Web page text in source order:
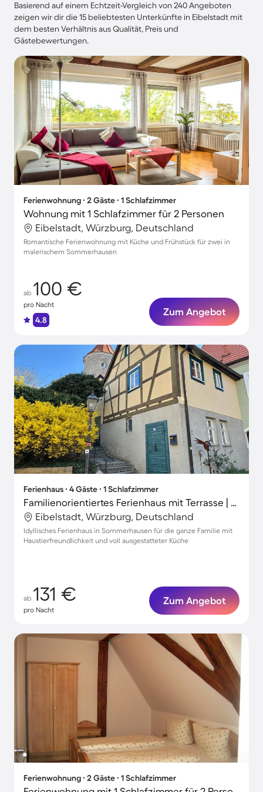
Basierend auf einem Echtzeit-Vergleich von 240 Angeboten
zeigen wir dir die 15 beliebtesten Unterkünfte in Eibelstadt mit
dem besten Verhältnis aus Qualität, Preis und
Gästebewertungen.
Ferienwohnung ∙ 2 Gäste ∙ 1 Schlafzimmer
Wohnung mit 1 Schlafzimmer für 2 Personen
Eibelstadt, Würzburg, Deutschland
Romantische Ferienwohnung mit Küche und Frühstück für zwei in
malerischem Sommerhausen
ab 100 €
pro Nacht
4.8
Zum Angebot
Ferienhaus ∙ 4 Gäste ∙ 1 Schlafzimmer
Familienorientiertes Ferienhaus mit Terrasse | Haustierfreundlich
Eibelstadt, Würzburg, Deutschland
Idyllisches Ferienhaus in Sommerhausen für die ganze Familie mit
Haustierfreundlichkeit und voll ausgestatteter Küche
ab 131 €
pro Nacht
Zum Angebot
Ferienwohnung ∙ 2 Gäste ∙ 1 Schlafzimmer